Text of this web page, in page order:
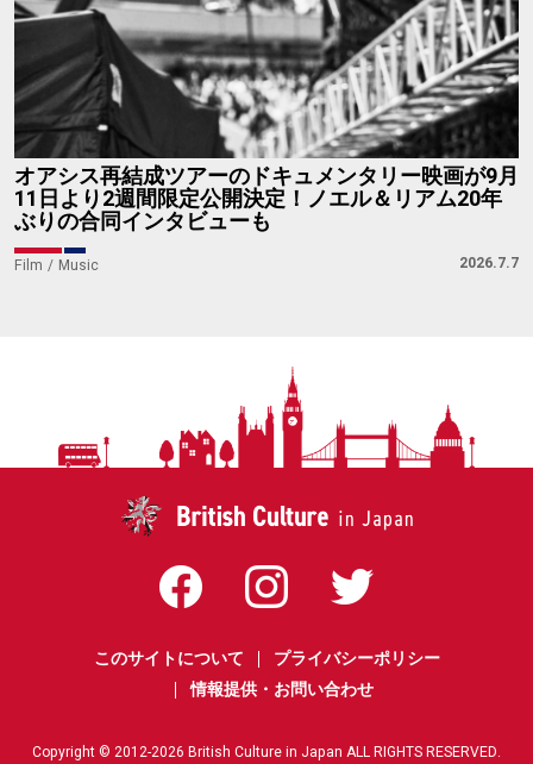
オアシス再結成ツアーのドキュメンタリー映画が9月
11日より2週間限定公開決定！ノエル＆リアム20年
ぶりの合同インタビューも
Film Music 2026.7.7
このサイトについて
プライバシーポリシー
情報提供・お問い合わせ
Copyright © 2012-2026 British Culture in Japan ALL RIGHTS RESERVED.